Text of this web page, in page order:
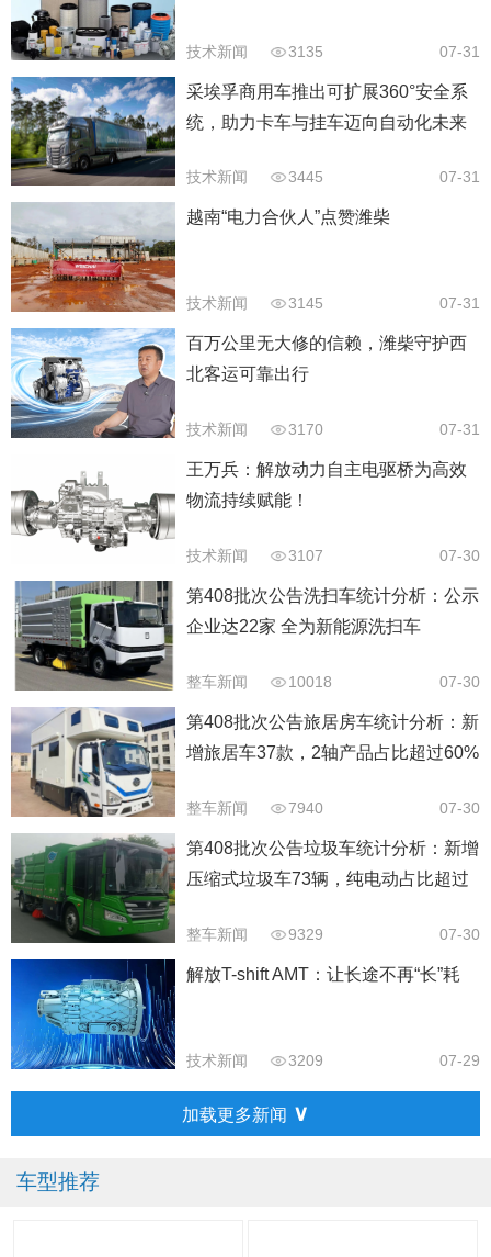
技术新闻 3135 07-31
采埃孚商用车推出可扩展360°安全系
统，助力卡车与挂车迈向自动化未来
技术新闻 3445 07-31
越南“电力合伙人”点赞潍柴
技术新闻 3145 07-31
百万公里无大修的信赖，潍柴守护西
北客运可靠出行
技术新闻 3170 07-31
王万兵：解放动力自主电驱桥为高效
物流持续赋能！
技术新闻 3107 07-30
第408批次公告洗扫车统计分析：公示
企业达22家 全为新能源洗扫车
整车新闻 10018 07-30
第408批次公告旅居房车统计分析：新
增旅居车37款，2轴产品占比超过60%
整车新闻 7940 07-30
第408批次公告垃圾车统计分析：新增
压缩式垃圾车73辆，纯电动占比超过
整车新闻 9329 07-30
解放T-shift AMT：让长途不再“长”耗
技术新闻 3209 07-29
加载更多新闻 ∨
车型推荐